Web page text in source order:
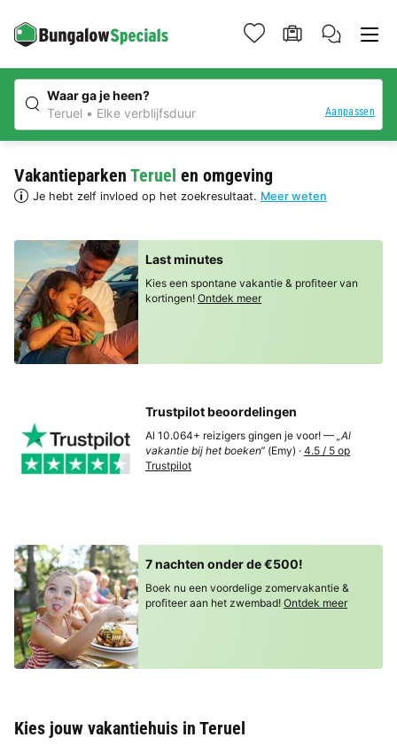
Waar ga je heen?
Teruel
Elke verblijfsduur Aanpassen
Vakantieparken Teruel en omgeving
Je hebt zelf invloed op het zoekresultaat. Meer weten
Last minutes
Kies een spontane vakantie & profiteer van
kortingen! Ontdek meer
Trustpilot beoordelingen
Al 10.064+ reizigers gingen je voor! — „Al
vakantie bij het boeken“ (Emy) · 4.5 / 5 op
Trustpilot
7 nachten onder de €500!
Boek nu een voordelige zomervakantie &
profiteer aan het zwembad! Ontdek meer
Kies jouw vakantiehuis in Teruel